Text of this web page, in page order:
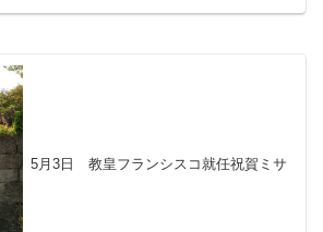
5月3日 教皇フランシスコ就任祝賀ミサ